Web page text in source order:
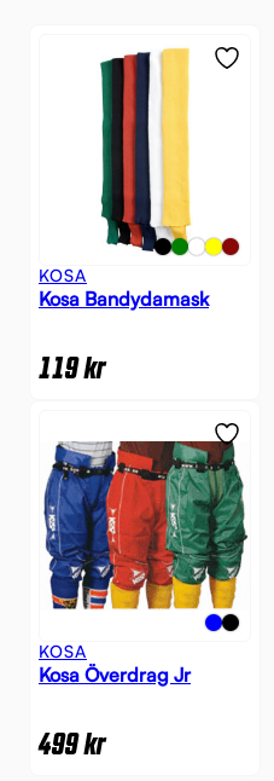
KOSA
Kosa Bandydamask
119kr
KOSA
Kosa Överdrag Jr
499kr